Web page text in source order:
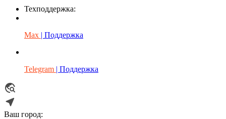
Техподдержка:
Max | Поддержка
Telegram | Поддержка
Ваш город: